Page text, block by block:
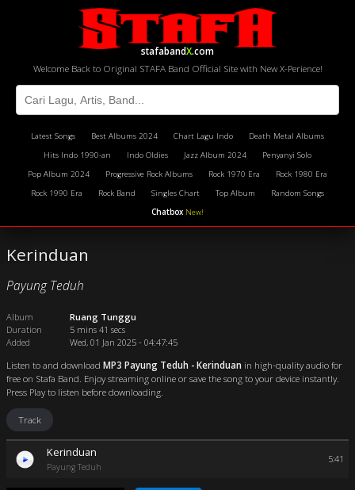
stafabandX.com
Welcome Back to Original STAFA Band Official Site with New X-Perience!
Latest Songs Best Albums 2024 Chart Lagu Indo
Death Metal Albums
Hits Indo 1990-an
Indo Oldies Jazz Album 2024
Penyanyi Solo
Pop Album 2024
Progressive Rock Albums Rock 1970 Era
Rock 1980 Era
Rock 1990 Era
Rock Band Singles Chart Top Album
Random Songs
Chatbox New!
Kerinduan
Payung Teduh
Album
Ruang Tunggu
Duration
5 mins 41 secs
Added
Wed, 01 Jan 2025 - 04:47:45
Listen to and download MP3 Payung Teduh - Kerinduan in high-quality audio for
free on Stafa Band. Enjoy streaming online or save the song to your device instantly.
Press Play to listen before downloading.
Track
Kerinduan
Payung Teduh
5:41